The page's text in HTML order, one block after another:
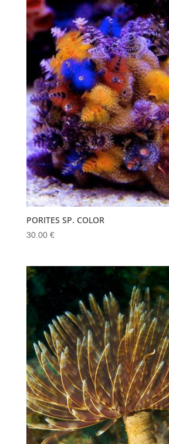
PORITES SP. COLOR
30.00 €